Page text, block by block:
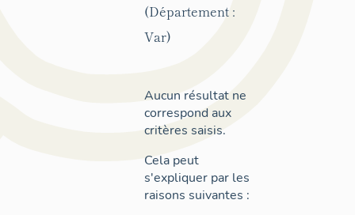
(Département :
Var)
Aucun résultat ne
correspond aux
critères saisis.
Cela peut
s'expliquer par les
raisons suivantes :